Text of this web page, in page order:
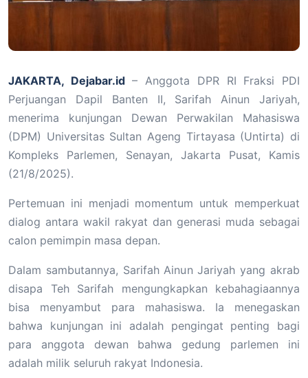
JAKARTA, Dejabar.id– Anggota DPR RI Fraksi PDI
Perjuangan Dapil Banten II, Sarifah Ainun Jariyah,
menerima kunjungan Dewan Perwakilan Mahasiswa
(DPM) Universitas Sultan Ageng Tirtayasa (Untirta) di
Kompleks Parlemen, Senayan, Jakarta Pusat, Kamis
(21/8/2025).
Pertemuan ini menjadi momentum untuk memperkuat
dialog antara wakil rakyat dan generasi muda sebagai
calon pemimpin masa depan.
Dalam sambutannya, Sarifah Ainun Jariyah yang akrab
disapa Teh Sarifah mengungkapkan kebahagiaannya
bisa menyambut para mahasiswa. Ia menegaskan
bahwa kunjungan ini adalah pengingat penting bagi
para anggota dewan bahwa gedung parlemen ini
adalah milik seluruh rakyat Indonesia.